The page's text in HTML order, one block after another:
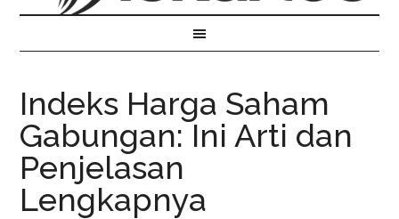
Indeks Harga Saham
Gabungan: Ini Arti dan
Penjelasan
Lengkapnya